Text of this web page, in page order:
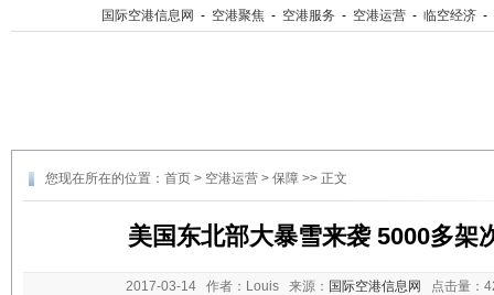
国际空港信息网 - 空港聚焦 - 空港服务 - 空港运营 - 临空经济 -
您现在所在的位置： 首页 > 空港运营 > 保障 >> 正文
美国东北部大暴雪来袭 5000多架
2017-03-14 作者：Louis 来源： 国际空港信息网 点击量：